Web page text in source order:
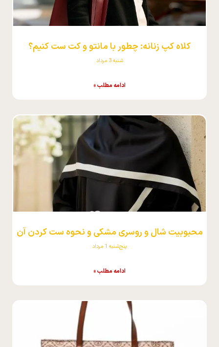
کلاه کپ زنانه: چطور با مانتو و کت ست کنیم؟
شنبه 3 مرداد
ادامه مطلب »
محبوبیت شال و روسری مشکی و نحوه ست کردن آن
پنج‌شنبه 1 مرداد
ادامه مطلب »